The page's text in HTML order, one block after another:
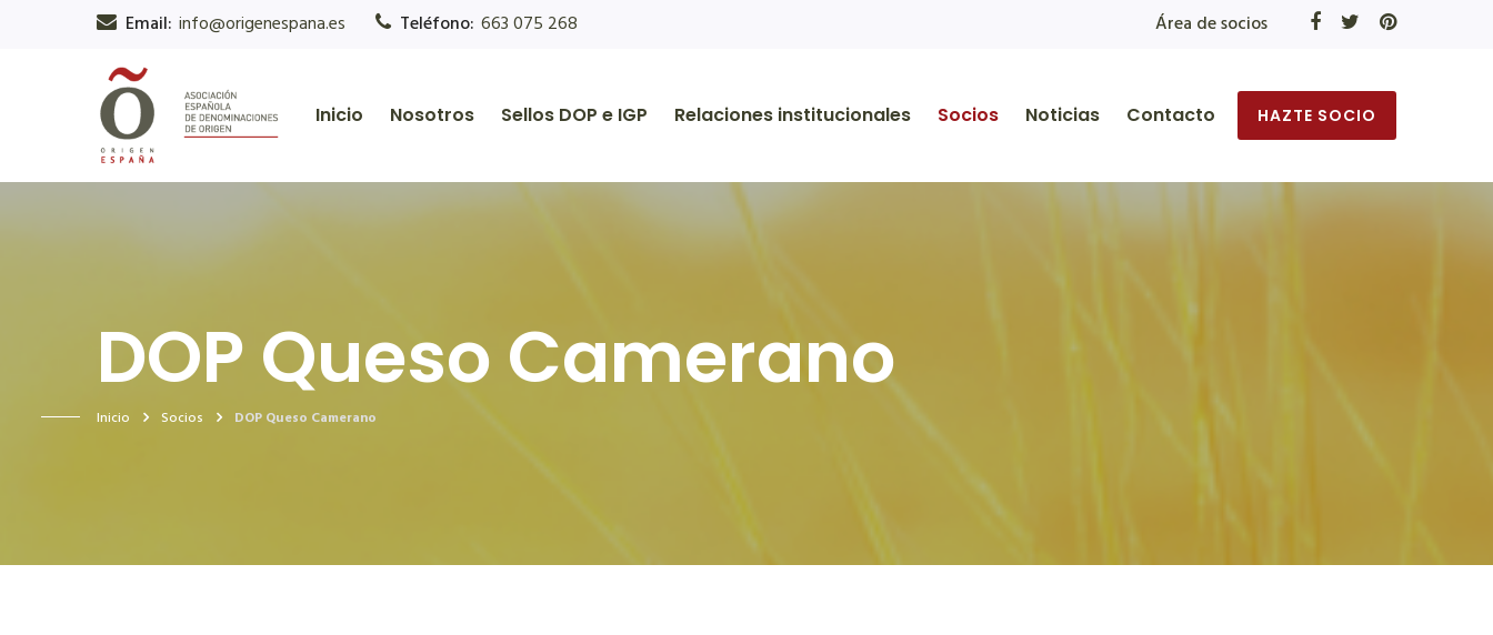
Email: info@origenespana.es Teléfono: 663 075 268 Área de socios
Inicio Nosotros Sellos DOP e IGP Relaciones institucionales Socios Noticias Contacto HAZTE SOCIO
DOP Queso Camerano
Inicio Socios DOP Queso Camerano